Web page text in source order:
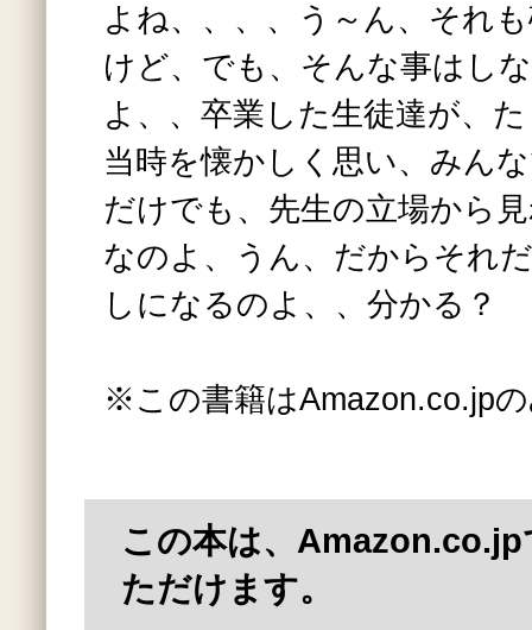
よね、、、、う～ん、それ
けど、でも、そんな事はし
よ、、卒業した生徒達が、
当時を懐かしく思い、みん
だけでも、先生の立場から
なのよ、うん、だからそれ
しになるのよ、、分かる？
※この書籍はAmazon.co.jp
この本は、
ただけます。